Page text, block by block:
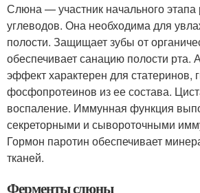
Слюна — участник начального этапа
углеводов. Она необходима для
полости. Защищает зубы от
обеспечивает санацию полости рта.
эффект характерен для статеринов,
фосфопротеинов из ее состава.
воспаление. Иммунная функция
секреторными и сывороточными
Гормон паротин обеспечивает
тканей.
Ферменты слюны